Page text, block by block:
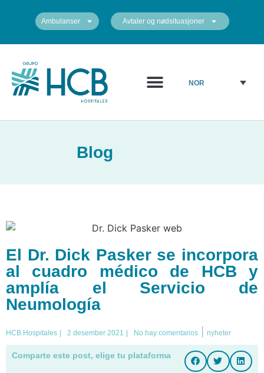
Ambulanser Avtaler og nødsituasjoner
NOR
Blog
El Dr. Dick Pasker se incorpora
al cuadro médico de HCB y
amplía el Servicio de
Neumología
HCB Hospitales | 2 desember 2021 | No hay comentarios nyheter
Comparte este post, elige tu plataforma